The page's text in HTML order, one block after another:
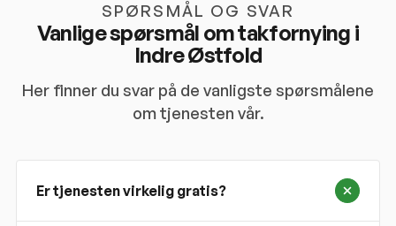
SPØRSMÅL OG SVAR
Vanlige spørsmål om takfornying i
Indre Østfold
Her finner du svar på de vanligste spørsmålene
om tjenesten vår.
Er tjenesten virkelig gratis?